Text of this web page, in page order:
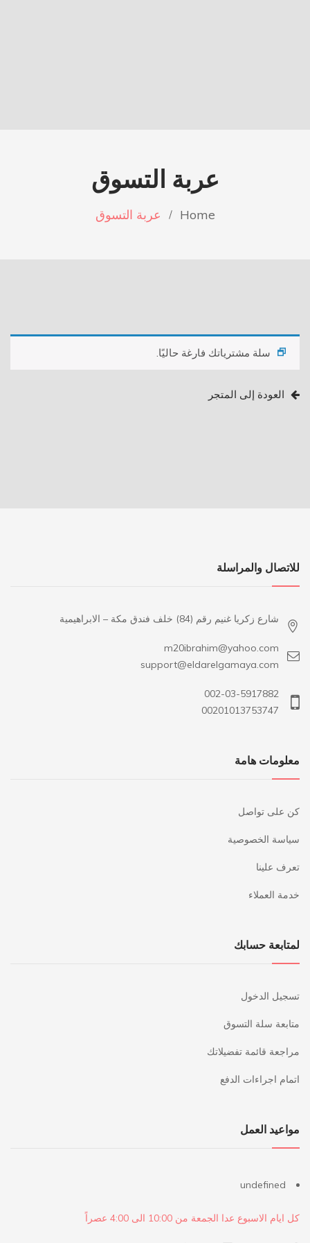
عربة التسوق
Home عربة التسوق
سلة مشترياتك فارغة حاليًا.
العودة إلى المتجر
للاتصال والمراسلة
شارع زكريا غنيم رقم (84) خلف فندق مكة – الابراهيمية
m20ibrahim@yahoo.com
support@eldarelgamaya.com
002-03-5917882
00201013753747
معلومات هامة
كن على تواصل
سياسة الخصوصية
تعرف علينا
خدمة العملاء
لمتابعة حسابك
تسجيل الدخول
متابعة سلة التسوق
مراجعة قائمة تفضيلاتك
اتمام اجراءات الدفع
مواعيد العمل
undefined
كل ايام الاسبوع عدا الجمعة من 10:00 الى 4:00 عصراً